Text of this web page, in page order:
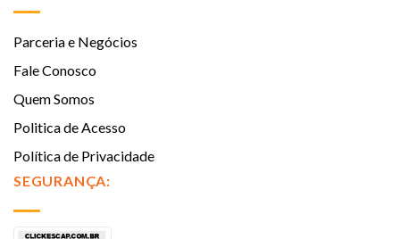
Parceria e Negócios
Fale Conosco
Quem Somos
Politica de Acesso
Política de Privacidade
SEGURANÇA: